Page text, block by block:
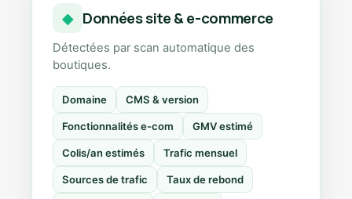
◆ Données site & e-commerce
Détectées par scan automatique des
boutiques.
Domaine CMS & version
Fonctionnalités e-com GMV estimé
Colis/an estimés Trafic mensuel
Sources de trafic Taux de rebond